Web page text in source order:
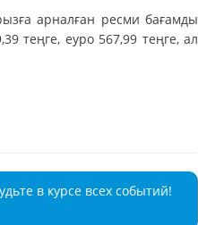
арналған ресми бағамды
теңге, еуро 567,99 теңге, ал
в курсе всех событий!